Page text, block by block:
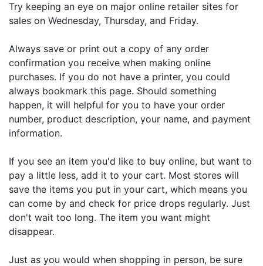
Try keeping an eye on major online retailer sites for
sales on Wednesday, Thursday, and Friday.
Always save or print out a copy of any order
confirmation you receive when making online
purchases. If you do not have a printer, you could
always bookmark this page. Should something
happen, it will helpful for you to have your order
number, product description, your name, and payment
information.
If you see an item you'd like to buy online, but want to
pay a little less, add it to your cart. Most stores will
save the items you put in your cart, which means you
can come by and check for price drops regularly. Just
don't wait too long. The item you want might
disappear.
Just as you would when shopping in person, be sure